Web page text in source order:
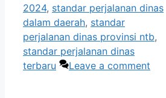
2024, standar perjalanan dinas
dalam daerah, standar
perjalanan dinas provinsi ntb,
standar perjalanan dinas
terbaru
Leave a comment